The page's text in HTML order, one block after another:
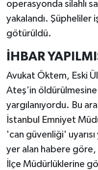
operasyonda silahlı
yakalandı. Şüpheliler
götürüldü.
İHBAR
Avukat Öktem, Eski
Ateş’in
yargılanıyordu. Bu
İstanbul Emniyet
'can güvenliği'
yer alan habere göre,
İlçe Müdürlüklerine